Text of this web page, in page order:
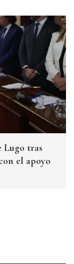
Lugo tras
el apoyo